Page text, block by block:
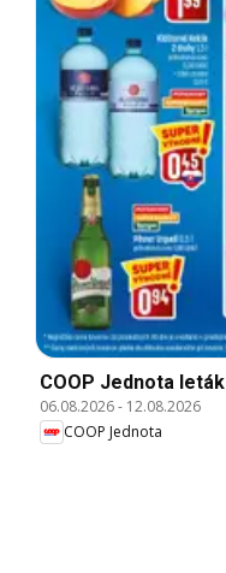
COOP Jednota leták
06.08.2026- 12.08.2026
COOP Jednota